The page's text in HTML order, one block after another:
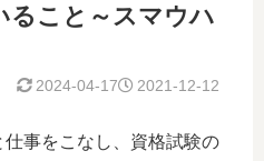
ること～スマウハ
2021-12-12
2024-04-17
事をこなし、資格試験の